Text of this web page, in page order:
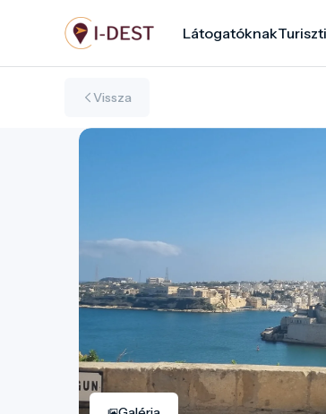
tartalomra
Látogatóknak
Vissza